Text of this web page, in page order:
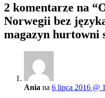
2 komentarze na
Norwegii bez
magazyn hurtowni
Ania na 6 lipca 2016 @